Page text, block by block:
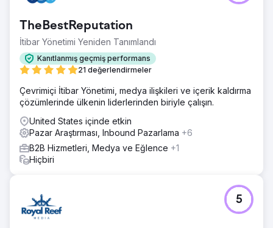
TheBestReputation
İtibar Yönetimi Yeniden Tanımlandı
Kanıtlanmış geçmiş performans
21 değerlendirmeler
Çevrimiçi İtibar Yönetimi, medya ilişkileri ve içerik kaldırma
çözümlerinde ülkenin liderlerinden biriyle çalışın.
United States içinde etkin
Pazar Araştırması, Inbound Pazarlama +6
B2B Hizmetleri, Medya ve Eğlence +1
Hiçbiri
5